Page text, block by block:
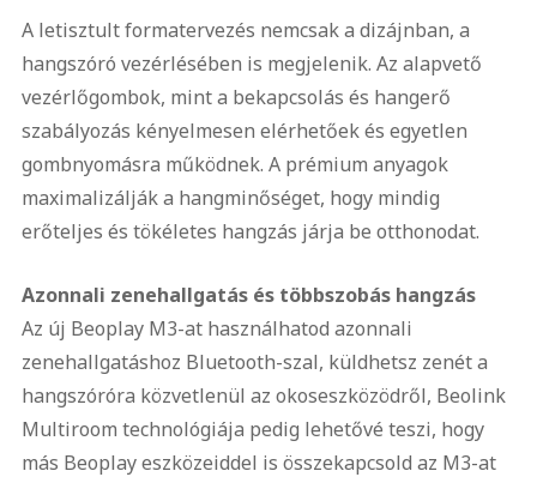
A letisztult formatervezés nemcsak a dizájnban, a
hangszóró vezérlésében is megjelenik. Az alapvető
vezérlőgombok, mint a bekapcsolás és hangerő
szabályozás kényelmesen elérhetőek és egyetlen
gombnyomásra működnek. A prémium anyagok
maximalizálják a hangminőséget, hogy mindig
erőteljes és tökéletes hangzás járja be otthonodat.
Azonnali zenehallgatás és többszobás hangzás
Az új Beoplay M3-at használhatod azonnali
zenehallgatáshoz Bluetooth-szal, küldhetsz zenét a
hangszóróra közvetlenül az okoseszközödről, Beolink
Multiroom technológiája pedig lehetővé teszi, hogy
más Beoplay eszközeiddel is összekapcsold az M3-at